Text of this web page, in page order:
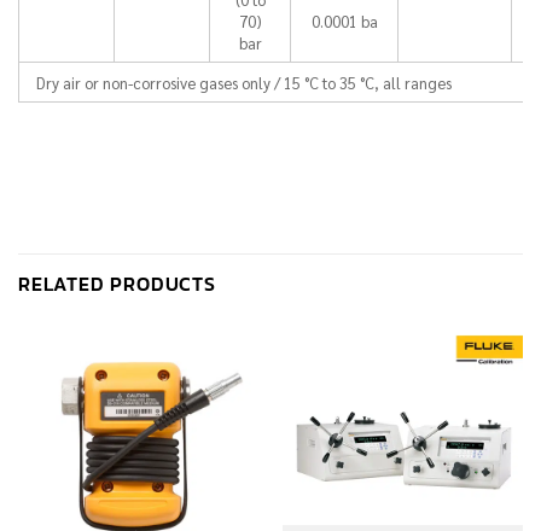
70)
bar
0.0001 ba
Dry air or non-corrosive gases only / 15 °C to 35 °C, all ranges
RELATED PRODUCTS